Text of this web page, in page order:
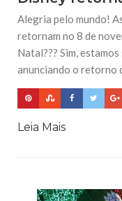
Alegria pelo mundo!
retornam no 8 de
Natal??? Sim,
anunciando o retorno
Leia Mais